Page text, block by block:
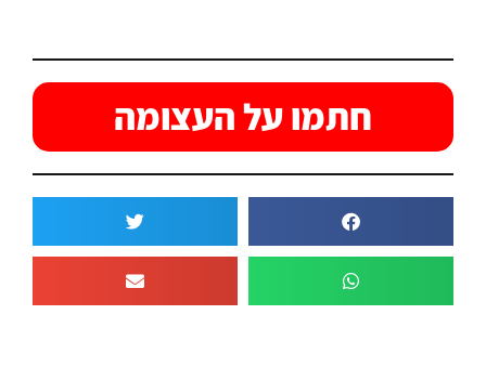
חתמו על העצומה